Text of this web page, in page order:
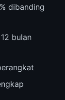
dibanding
bulan